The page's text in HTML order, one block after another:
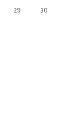
29
30